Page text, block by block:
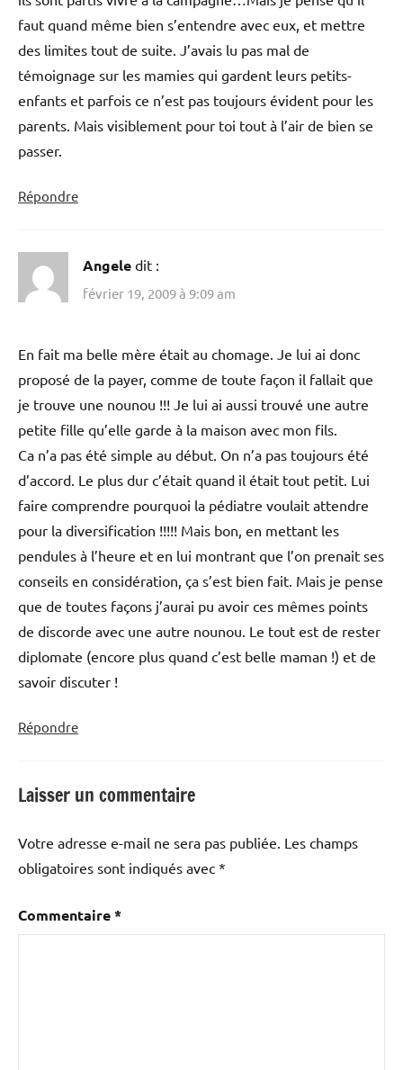
faut quand même bien s’entendre avec eux, et mettre
des limites tout de suite. J’avais lu pas mal de
témoignage sur les mamies qui gardent leurs petits-
enfants et parfois ce n’est pas toujours évident pour les
parents. Mais visiblement pour toi tout à l’air de bien se
passer.
Répondre
Angele dit :
février 19, 2009 à 9:09 am
En fait ma belle mère était au chomage. Je lui ai donc
proposé de la payer, comme de toute façon il fallait que
je trouve une nounou !!! Je lui ai aussi trouvé une autre
petite fille qu’elle garde à la maison avec mon fils.
Ca n’a pas été simple au début. On n’a pas toujours été
d’accord. Le plus dur c’était quand il était tout petit. Lui
faire comprendre pourquoi la pédiatre voulait attendre
pour la diversification !!!!! Mais bon, en mettant les
pendules à l’heure et en lui montrant que l’on prenait ses
conseils en considération, ça s’est bien fait. Mais je pense
que de toutes façons j’aurai pu avoir ces mêmes points
de discorde avec une autre nounou. Le tout est de rester
diplomate (encore plus quand c’est belle maman !) et de
savoir discuter !
Répondre
Laisser un commentaire
Votre adresse e-mail ne sera pas publiée. Les champs
obligatoires sont indiqués avec *
Commentaire*